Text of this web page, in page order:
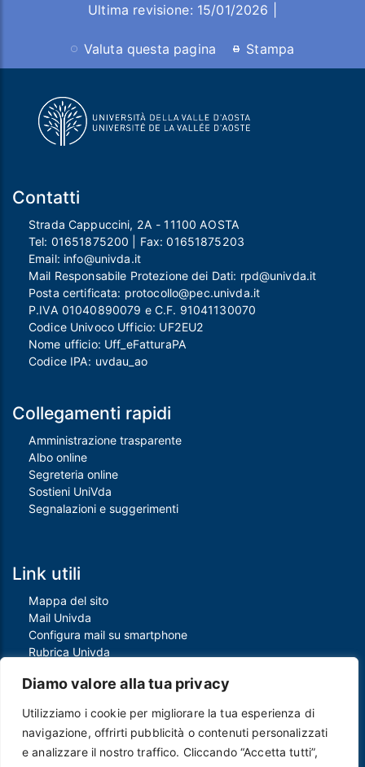
Diamo valore alla tua privacy
Utilizziamo i cookie per migliorare la tua esperienza di
navigazione, offrirti pubblicità o contenuti personalizzati
e analizzare il nostro traffico. Cliccando “Accetta tutti”,
Ultima revisione: 15/01/2026 |
Valuta questa pagina Stampa
Contatti
Strada Cappuccini, 2A - 11100 AOSTA
Tel: 01651875200 | Fax:01651875203
Email: info@univda.it
Mail Responsabile Protezione dei Dati: rpd@univda.it
Posta certificata: protocollo@pec.univda.it
P.IVA 01040890079 e C.F. 91041130070
Codice Univoco Ufficio: UF2EU2
Nome ufficio: Uff_eFatturaPA
Codice IPA: uvdau_ao
Collegamenti rapidi
Amministrazione trasparente
Albo online
Segreteria online
Sostieni UniVda
Segnalazioni e suggerimenti
Link utili
Mappa del sito
Mail Univda
Configura mail su smartphone
Rubrica Univda
Piè di pagina
Crediti
Note legali